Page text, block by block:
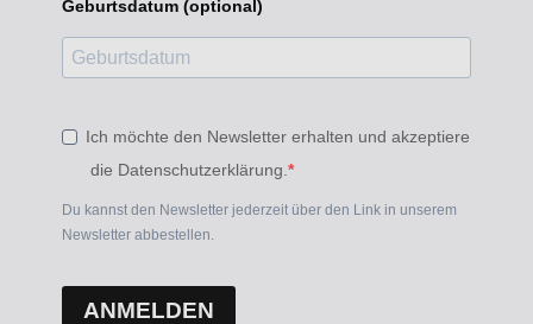
Geburtsdatum (optional)
Ich möchte den Newsletter erhalten und akzeptiere
die Datenschutzerklärung.
Du kannst den Newsletter jederzeit über den Link in unserem
Newsletter abbestellen.
ANMELDEN